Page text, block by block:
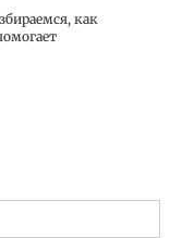
как